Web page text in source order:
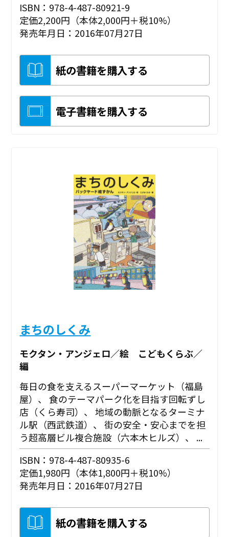
ISBN：978-4-487-80921-9
定価2,200円（本体2,000円＋税10%）
発売年月日：2016年07月27日
紙の書籍を購入する
電子書籍を購入する
まちのしくみ
モクタン・アンジェロ／絵 こどもくらぶ／
編
毎日の食を支えるスーパーマーケット（福島
屋）、 食のテーマパーク化を目指す回転ずし
店（くら寿司）、 地域の動脈となるターミナ
ル駅（西武鉄道）、 街の安全・安心までを担
う超高層ビル複合施設（六本木ヒルズ）、 ...
ISBN：978-4-487-80935-6
定価1,980円（本体1,800円＋税10%）
発売年月日：2016年07月27日
紙の書籍を購入する